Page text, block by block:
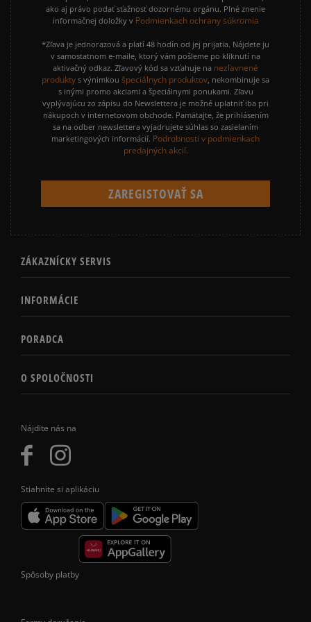
Nájdite nás na
Stiahnite si aplikáciu
ako aj právo podať sťažnosť dozornému orgánu. Plné znenie
informačnej doložky v Podmienkach ochrany súkromia
*Zľava je jednorazová a platí 48 hodín od jej prijatia. Nájdete ju
v samostatnom e-maile, ktorý vám pošleme po kliknutí na
aktivačný odkaz. Zľavový kód sa vzťahuje na nezľavnené
produkty s výnimkou špeciálnych produktov, nekombinuje sa
s inými promo akciami a špeciálnymi ponukami. Zľavu
vyplývajúcu zo zápisu do Newslettera je možné uplatniť iba pri
nákupoch v internetovom obchode. Pamätajte, že prihlásením
sa na odber newslettera vyjadrujete súhlas so zasielaním
marketingových informácií. Podrobnosti v podmienkach
predajných akcií.
ZÁKAZNÍCKY SERVIS
INFORMÁCIE
PORADCA
O SPOLOČNOSTI
Spôsoby platby